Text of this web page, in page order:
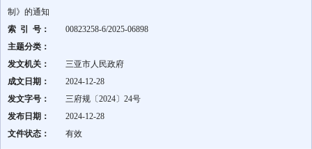
制》的通知
索 引 号：
00823258-6/2025-06898
主题分类：
发文机关：
三亚市人民政府
成文日期：
2024-12-28
发文字号：
三府规〔2024〕24号
发布日期：
2024-12-28
文件状态：
有效